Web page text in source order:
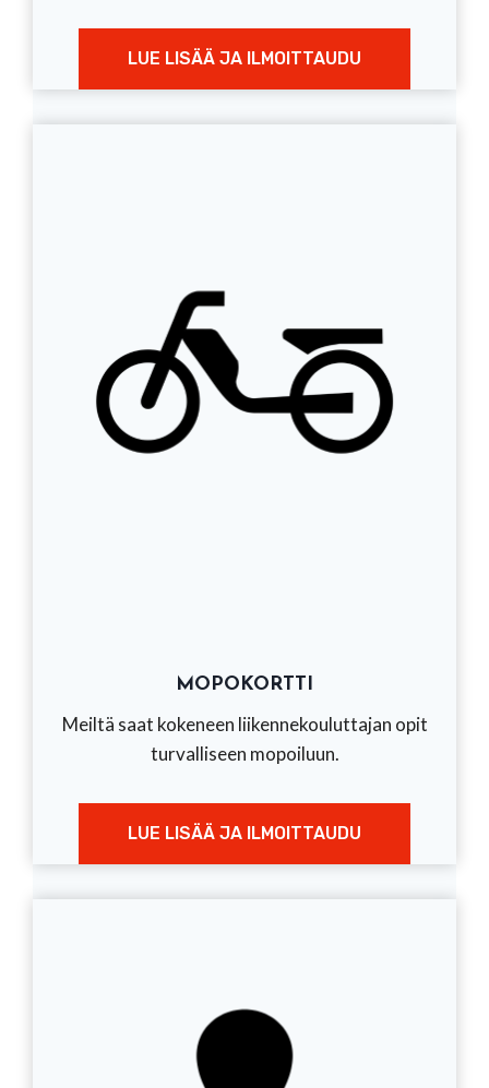
LUE LISÄÄ JA ILMOITTAUDU
MOPOKORTTI
Meiltä saat kokeneen liikennekouluttajan opit
turvalliseen mopoiluun.
LUE LISÄÄ JA ILMOITTAUDU